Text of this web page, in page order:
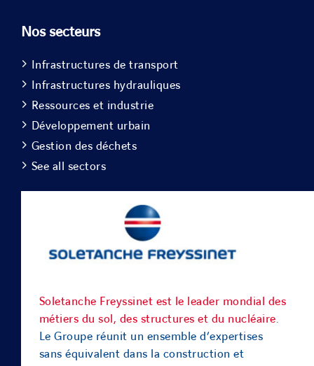
Nos secteurs
Infrastructures de transport
Infrastructures hydrauliques
Ressources et industrie
Développement urbain
Gestion des déchets
See all sectors
Soletanche Freyssinet est le leader mondial des
métiers du sol, des structures et du nucléaire.
Le Groupe réunit un ensemble d’expertises
sans équivalent dans la construction et